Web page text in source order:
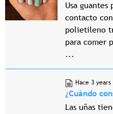
Usa
contacto
polietileno
para comer
...
Hace 3 years
¿Cuándo
Las uñas